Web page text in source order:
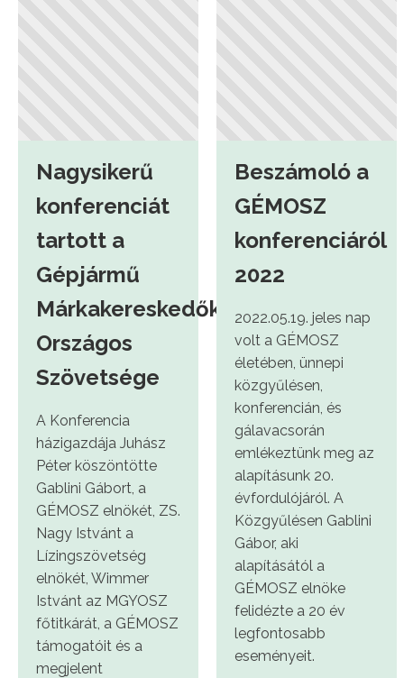
Nagysikerű
konferenciát
tartott a
Gépjármű
Márkakereskedők
Országos
Szövetsége
A Konferencia
házigazdája Juhász
Péter köszöntötte
Gablini Gábort, a
GÉMOSZ elnökét, ZS.
Nagy Istvánt a
Lízingszövetség
elnökét, Wimmer
Istvánt az MGYOSZ
főtitkárát, a GÉMOSZ
támogatóit és a
megjelent
Beszámoló a
GÉMOSZ
konferenciáról
2022
2022.05.19. jeles nap
volt a GÉMOSZ
életében, ünnepi
közgyűlésen,
konferencián, és
gálavacsorán
emlékeztünk meg az
alapításunk 20.
évfordulójáról. A
Közgyűlésen Gablini
Gábor, aki
alapításától a
GÉMOSZ elnöke
felidézte a 20 év
legfontosabb
eseményeit.